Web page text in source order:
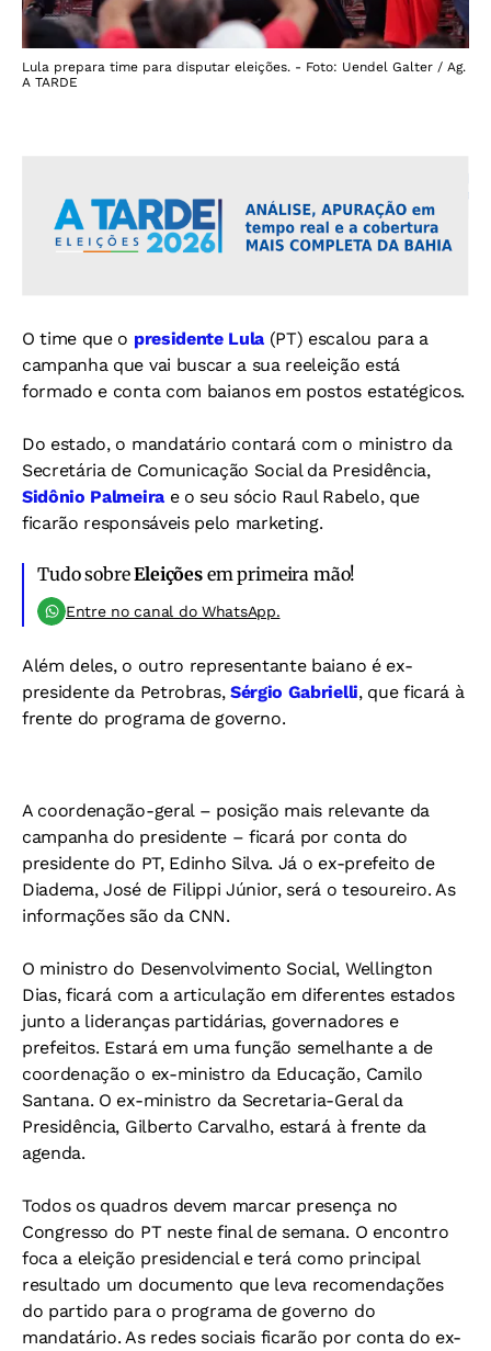
Lula prepara time para disputar eleições. - Foto: Uendel Galter / Ag.
A TARDE
O time que o presidente Lula (PT) escalou para a
campanha que vai buscar a sua reeleição está
formado e conta com baianos em postos estatégicos.
Do estado, o mandatário contará com o ministro da
Secretária de Comunicação Social da Presidência,
Sidônio Palmeirae o seu sócio Raul Rabelo, que
ficarão responsáveis pelo marketing.
Tudo sobreEleiçõesem primeira mão!
Entre no canal do WhatsApp.
Além deles, o outro representante baiano é ex-
presidente da Petrobras,Sérgio Gabrielli, que ficará à
frente do programa de governo.
A coordenação-geral – posição mais relevante da
campanha do presidente – ficará por conta do
presidente do PT, Edinho Silva. Já o ex-prefeito de
Diadema, José de Filippi Júnior, será o tesoureiro. As
informações são da CNN.
O ministro do Desenvolvimento Social, Wellington
Dias, ficará com a articulação em diferentes estados
junto a lideranças partidárias, governadores e
prefeitos. Estará em uma função semelhante a de
coordenação o ex-ministro da Educação, Camilo
Santana. O ex-ministro da Secretaria-Geral da
Presidência, Gilberto Carvalho, estará à frente da
agenda.
Todos os quadros devem marcar presença no
Congresso do PT neste final de semana. O encontro
foca a eleição presidencial e terá como principal
resultado um documento que leva recomendações
do partido para o programa de governo do
mandatário. As redes sociais ficarão por conta do ex-